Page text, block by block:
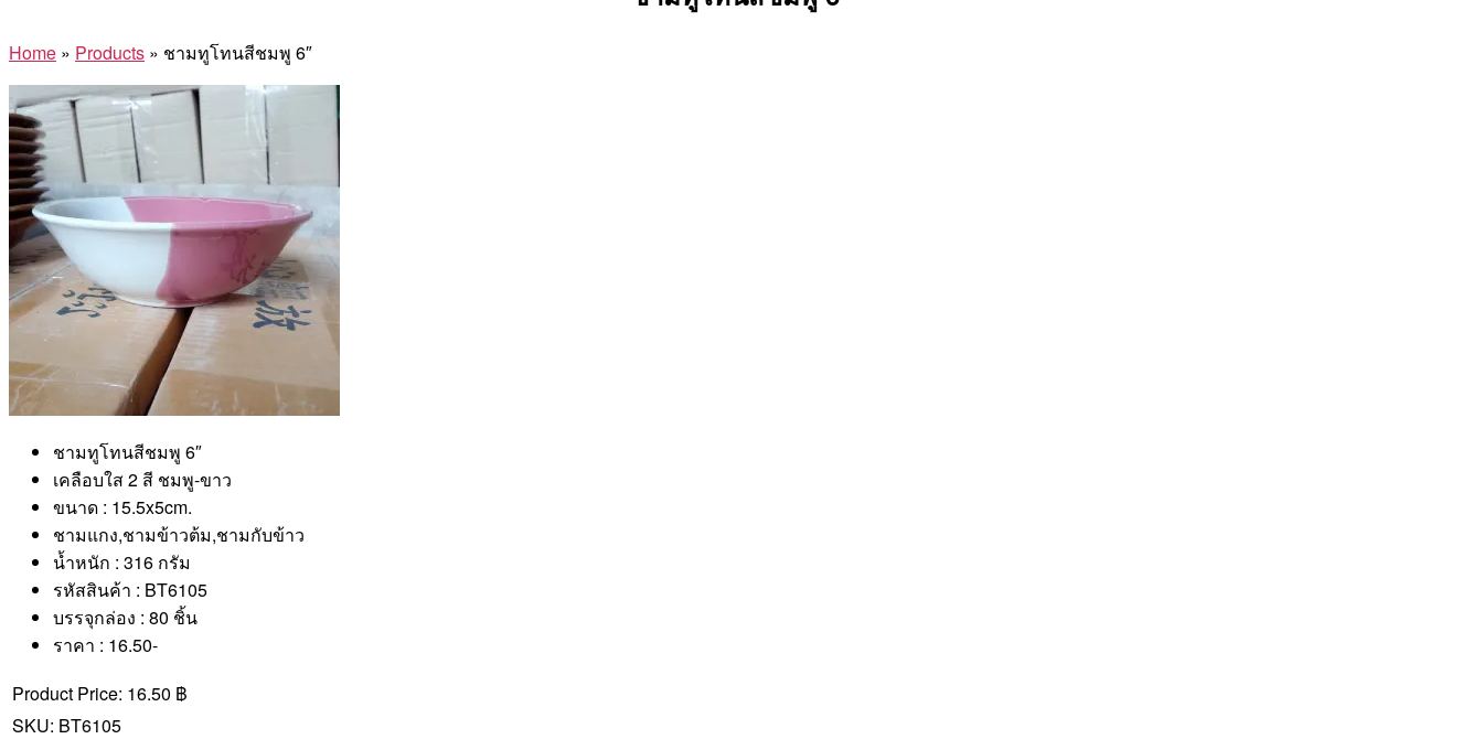
Home » Products » ชามทูโทนสีชมพู 6″
ชามทูโทนสีชมพู 6″
เคลือบใส 2 สี ชมพู-ขาว
ขนาด : 15.5x5cm.
ชามแกง,ชามข้าวต้ม,ชามกับข้าว
น้ำหนัก : 316 กรัม
รหัสสินค้า : BT6105
บรรจุกล่อง : 80 ชิ้น
ราคา : 16.50-
Product Price: 16.50 ฿
SKU: BT6105